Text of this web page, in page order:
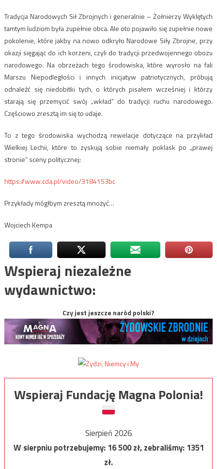
Tradycja Narodowych Sił Zbrojnych i generalnie – Żołnierzy Wyklętych
tamtym ludziom była zupełnie obca. Ale oto pojawiło się zupełnie nowe
pokolenie, które jakby na nowo odkryło Narodowe Siły Zbrojne, przy
okazji sięgając do ich korzeni, czyli do tradycji przedwojennego obozu
narodowego. Na obrzeżach tego środowiska, które wyrosło na fali
Marszu Niepodległości i innych inicjatyw patriotycznych, próbują
odnaleźć się niedobitki tych, o których pisałem wcześniej i którzy
starają się przemycić swój „wkład” do tradycji ruchu narodowego.
Częściowo zresztą im się to udaje.
To z tego środowiska wychodzą rewelacje dotyczące na przykład
Wielkiej Lechii, które to zyskują sobie niemały poklask po „prawej
stronie” sceny politycznej:
https://www.cda.pl/video/3184153bc
Przykłady mógłbym zresztą mnożyć…
Wojciech Kempa
Wspieraj niezależne
wydawnictwo:
Czy jest jeszcze naród polski?
Wspieraj Fundację Magna Polonia!
Sierpień 2026
W sierpniu potrzebujemy:16 500zł, zebraliśmy:1351
zł.